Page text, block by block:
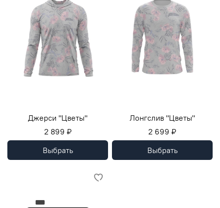
Джерси "Цветы"
2 899 ₽
Выбрать
Лонгслив "Цветы"
2 699 ₽
Выбрать